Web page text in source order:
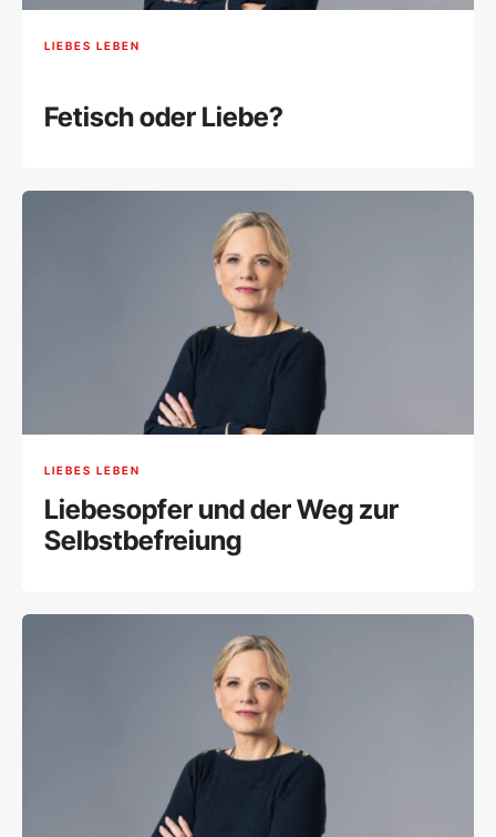
LIEBES LEBEN
Fetisch oder Liebe?
LIEBES LEBEN
Liebesopfer und der Weg zur
Selbstbefreiung